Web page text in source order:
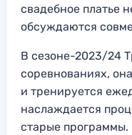
свадебное платье
обсуждаются
В сезоне-2023/24
соревнованиях,
и тренируется
наслаждается
старые программы.